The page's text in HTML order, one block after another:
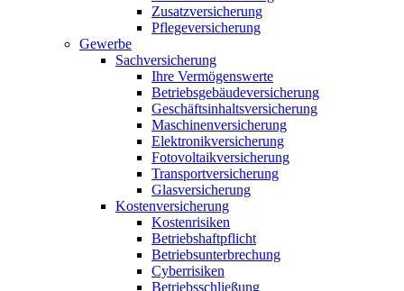
Zusatzversicherung
Pflegeversicherung
Gewerbe
Sachversicherung
Ihre Vermögenswerte
Betriebsgebäudeversicherung
Geschäftsinhaltsversicherung
Maschinenversicherung
Elektronikversicherung
Fotovoltaikversicherung
Transportversicherung
Glasversicherung
Kostenversicherung
Kostenrisiken
Betriebshaftpflicht
Betriebsunterbrechung
Cyberrisiken
Betriebsschließung